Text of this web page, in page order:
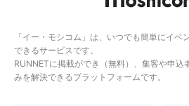
「イー・モシコム」は、いつでも簡単にイ
できるサービスです。
RUNNETに掲載ができ（無料）、集客や申込
みを解決できるプラットフォームです。